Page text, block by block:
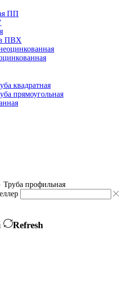
ПП
в ПВХ
квадратная
прямоугольная
Труба профильная
Refresh